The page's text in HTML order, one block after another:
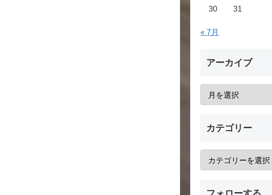
30
31
« 7月
アーカイブ
カテゴリー